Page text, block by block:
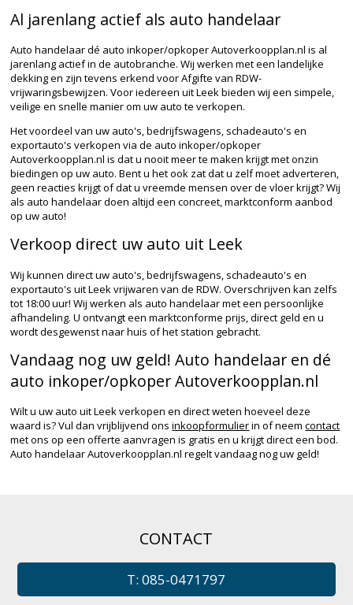
Al jarenlang actief als auto handelaar
Auto handelaar dé auto inkoper/opkoper Autoverkoopplan.nl is al
jarenlang actief in de autobranche. Wij werken met een landelijke
dekking en zijn tevens erkend voor Afgifte van RDW-
vrijwaringsbewijzen. Voor iedereen uit Leek bieden wij een simpele,
veilige en snelle manier om uw auto te verkopen.
Het voordeel van uw auto's, bedrijfswagens, schadeauto's en
exportauto's verkopen via de auto inkoper/opkoper
Autoverkoopplan.nl is dat u nooit meer te maken krijgt met onzin
biedingen op uw auto. Bent u het ook zat dat u zelf moet adverteren,
geen reacties krijgt of dat u vreemde mensen over de vloer krijgt? Wij
als auto handelaar doen altijd een concreet, marktconform aanbod
op uw auto!
Verkoop direct uw auto uit Leek
Wij kunnen direct uw auto's, bedrijfswagens, schadeauto's en
exportauto's uit Leek vrijwaren van de RDW. Overschrijven kan zelfs
tot 18:00 uur! Wij werken als auto handelaar met een persoonlijke
afhandeling. U ontvangt een marktconforme prijs, direct geld en u
wordt desgewenst naar huis of het station gebracht.
Vandaag nog uw geld! Auto handelaar en dé
auto inkoper/opkoper Autoverkoopplan.nl
Wilt u uw auto uit Leek verkopen en direct weten hoeveel deze
waard is? Vul dan vrijblijvend onsinkoopformulierin of neemcontact
met ons op een offerte aanvragen is gratis en u krijgt direct een bod.
Auto handelaar Autoverkoopplan.nl regelt vandaag nog uw geld!
CONTACT
T: 085-0471797